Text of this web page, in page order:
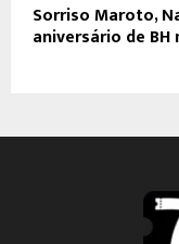
Sorriso Maroto,
aniversário de BH